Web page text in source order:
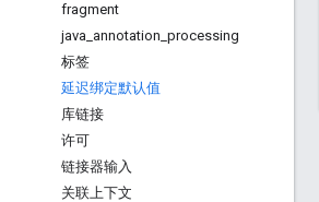
fragment
java annotation processing
标签
延迟绑定默认值
库链接
许可
链接器输入
关联上下文